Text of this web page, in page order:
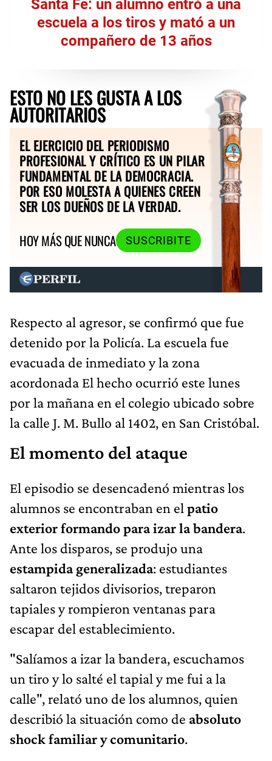
Santa Fe: un alumno entró a una
escuela a los tiros y mató a un
compañero de 13 años
ESTO NO LES GUSTA A LOS
AUTORITARIOS
EL EJERCICIO DEL PERIODISMO
PROFESIONAL Y CRÍTICO ES UN PILAR
FUNDAMENTAL DE LA DEMOCRACIA.
POR ESO MOLESTA A QUIENES CREEN
SER LOS DUEÑOS DE LA VERDAD.
HOY MÁS QUE NUNCA
SUSCRIBITE
Respecto al agresor, se confirmó que fue
detenido por la Policía. La escuela fue
evacuada de inmediato y la zona
acordonada El hecho ocurrió este lunes
por la mañana en el colegio ubicado sobre
la calle J. M. Bullo al 1402, en San Cristóbal.
El momento del ataque
El episodio se desencadenó mientras los
alumnos se encontraban en el patio
exterior formando para izar la bandera.
Ante los disparos, se produjo una
estampida generalizada: estudiantes
saltaron tejidos divisorios, treparon
tapiales y rompieron ventanas para
escapar del establecimiento.
"Salíamos a izar la bandera, escuchamos
un tiro y lo salté el tapial y me fui a la
calle", relató uno de los alumnos, quien
describió la situación como de absoluto
shock familiar y comunitario.